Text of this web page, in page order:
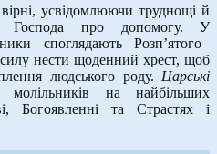
усвідомлюючи труднощі й
Господа про допомогу. У
споглядають Розп’ятого
нести щоденний хрест, щоб
людського роду. Царські
молільників на найбільших
Богоявленні та Страстях і